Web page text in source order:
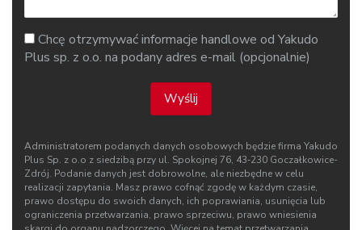
Chcę otrzymywać informacje handlowe od Yakudo
Plus sp. z o.o. na podany adres e-mail (opcjonalnie)
Wyślij
Administratorem podanych danych osobowych będzie firma Yakudo
Plus Sp. z o.o z siedzibą przy ul. Spokojnej 76, 43‑230 Goczałkowice-
Zdrój. Podanie danych jest dobrowolne, ale niezbędne w celu
realizacji zapytania. Masz prawo cofnąć zgodę w każdym czasie,
prawo dostępu do swoich danych, ich poprawiania, usunięcia lub
ograniczenia przetwarzania, prawo sprzeciwu, prawo wniesienia